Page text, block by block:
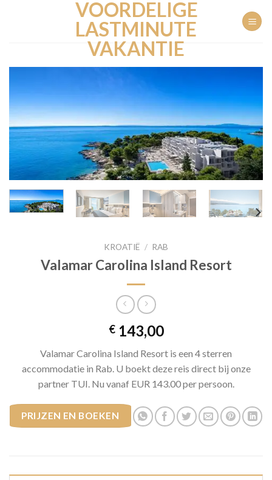
VOORDELIGE
LASTMINUTE
VAKANTIE
KROATIË / RAB
Valamar Carolina Island Resort
€143,00
Valamar Carolina Island Resort is een 4 sterren
accommodatie in Rab. U boekt deze reis direct bij onze
partner TUI. Nu vanaf EUR 143.00 per persoon.
PRIJZEN EN BOEKEN